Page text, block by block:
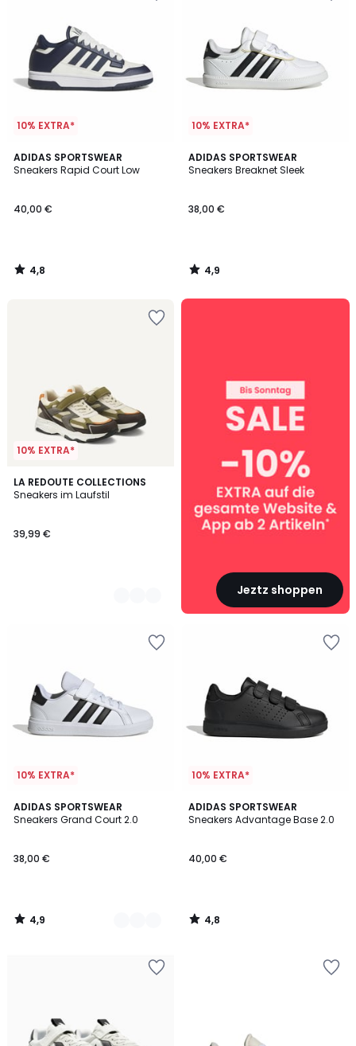
10% EXTRA*
ADIDAS SPORTSWEAR
Sneakers Rapid Court Low
40,00 €
4,8
/ 5
4,8
/
10% EXTRA*
ADIDAS SPORTSWEAR
Sneakers Breaknet Sleek
38,00 €
4,9
/ 5
4,9
/
10% EXTRA*
LA REDOUTE COLLECTIONS
Sneakers im Laufstil
39,99 €
2
Farben
Jeztz shoppen
SALE
Artikeln*
10% EXTRA*
ADIDAS SPORTSWEAR
Sneakers Grand Court 2.0
38,00 €
4,9
/ 5
2
Farben
4,9
/
10% EXTRA*
ADIDAS SPORTSWEAR
Sneakers Advantage Base 2.0
40,00 €
4,8
/ 5
4,8
/